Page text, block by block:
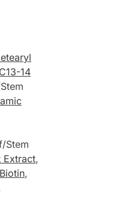
C13-14
Stem
Extract,
Biotin,